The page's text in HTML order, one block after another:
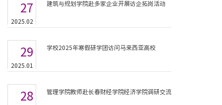
27
2025.02
建筑与规划学院赴多家企业开展访企拓岗活动
29
2025.01
学校2025年寒假研学团访问马来西亚高校
28 管理学院教师赴长春财经学院经济学院调研交流